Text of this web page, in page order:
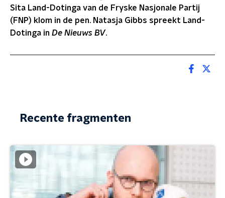
Sita Land-Dotinga van de Fryske Nasjonale Partij
(FNP) klom in de pen. Natasja Gibbs spreekt Land-
Dotinga in De Nieuws BV.
Recente fragmenten